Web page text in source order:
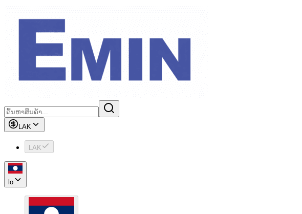
LAK
LAK
lo